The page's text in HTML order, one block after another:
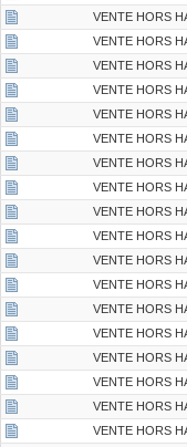
VENTE HORS
VENTE HORS
VENTE HORS
VENTE HORS
VENTE HORS
VENTE HORS
VENTE HORS
VENTE HORS
VENTE HORS
VENTE HORS
VENTE HORS
VENTE HORS
VENTE HORS
VENTE HORS
VENTE HORS
VENTE HORS
VENTE HORS
VENTE HORS